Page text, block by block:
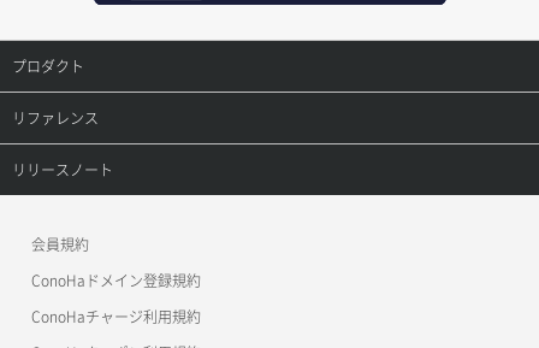
メンバー更新
メンバー詳細取得
メンバー追加
オブジェクト複製
オブジェクト詳細取得
コンテナ一覧取得
コンテナ作成
コンテナ削除
レコード更新
レコード詳細取得
プロダクト
プロダクトトップ
ConoHa VPS(Ver.3.0)
ConoHa for GAME
リファレンス
リファレンストップ
OpenStack CLI
リリースノート
会員規約
ConoHaドメイン登録規約
ConoHaチャージ利用規約